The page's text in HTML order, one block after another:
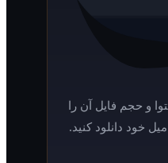
آن را
کنید.